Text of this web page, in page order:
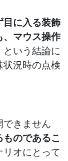
目に入る装飾
、マウス操作
という結論に
況時の点検
できません
のであるこ
オにとって